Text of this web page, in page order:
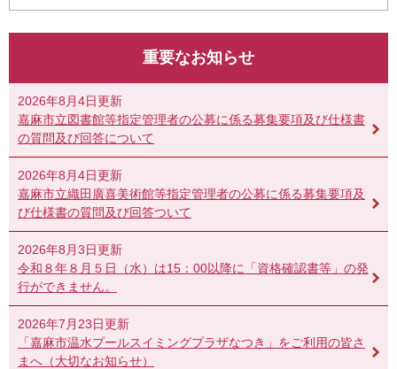
重要なお知らせ
2026年8月4日更新
嘉麻市立図書館等指定管理者の公募に係る募集要項及び仕様書
の質問及び回答について
2026年8月4日更新
嘉麻市立織田廣喜美術館等指定管理者の公募に係る募集要項及
び仕様書の質問及び回答ついて
2026年8月3日更新
令和８年８月５日（水）は15：00以降に「資格確認書等」の発
行ができません。
2026年7月23日更新
「嘉麻市温水プールスイミングプラザなつき」をご利用の皆さ
まへ（大切なお知らせ）